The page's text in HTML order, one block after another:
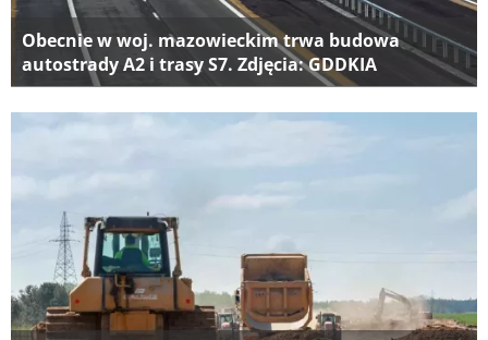
Obecnie w woj. mazowieckim trwa budowa
autostrady A2 i trasy S7. Zdjęcia: GDDKIA